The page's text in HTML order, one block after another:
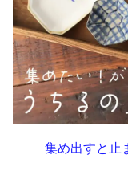
集め出すと止